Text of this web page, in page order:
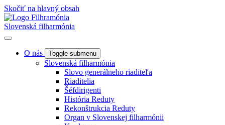
Skočiť na hlavný obsah
Slovenská filharmónia
O nás Toggle submenu
Slovenská filharmónia
Slovo generálneho riaditeľa
Riaditelia
Šéfdirigenti
História Reduty
Rekonštrukcia Reduty
Organ v Slovenskej filharmónii